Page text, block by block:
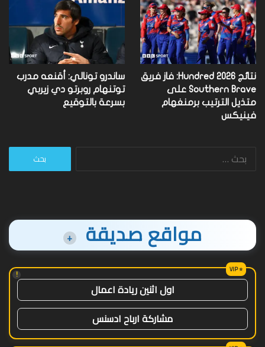
نتائج Hundred 2026: فاز فريق
Southern Brave على
متذيل الترتيب برمنغهام
فينيكس
ساندرو تونالي: أقنعه مدرب
توتنهام روبرتو دي زيربي
بسرعة بالتوقيع
البحث
مواقع صديقة +
!
اول اثنين ريادة اعمال
مشاركة ارباح ادسنس